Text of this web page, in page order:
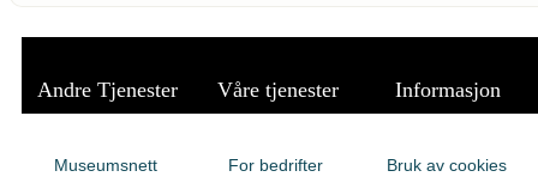
Andre Tjenester Våre tjenester Informasjon
Museumsnett For bedrifter Bruk av cookies